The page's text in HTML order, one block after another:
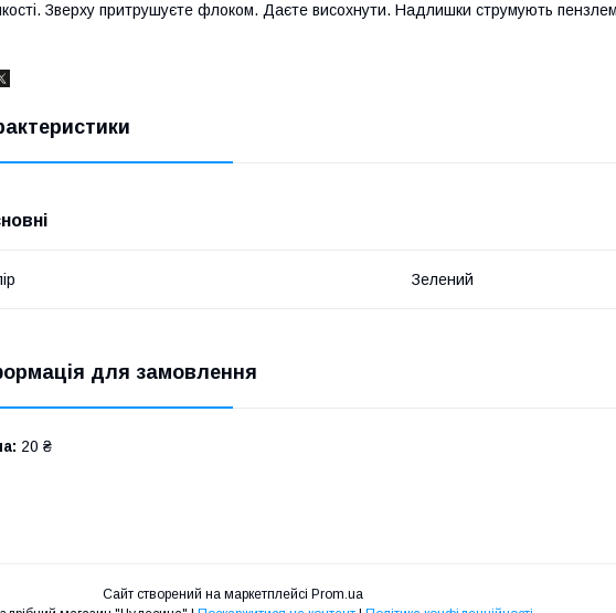
Зверху притрушуєте флоком. Даєте висохнути. Надлишки струмують пензлем
Зелений
для замовлення
20 ₴
Сайт створений на маркетплейсі Prom.ua